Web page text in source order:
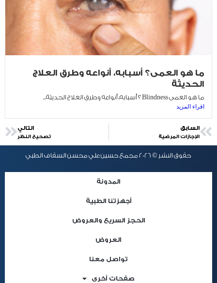
ما هو العمى؟ أسبابه، أنواعه وطرق العلاج
الحديثة
ما هو العمى Blindness ؟ أسبابه، أنواعه وطرق العلاج الحديثة...
اقراء المزيد
السابق
الإجازات المرضية
التالي
تصحيح النظر
حقوق النشر © 2026 مجمع حسين علي محسن السقاف الطبي
المدونة
أجهزتنا الطبية
الحجز السريع والعروض
العروض
تواصل معنا
صفحات أخرى